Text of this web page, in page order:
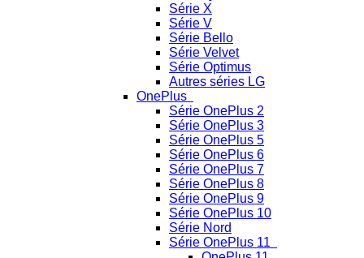
Série X
Série V
Série Bello
Série Velvet
Série Optimus
Autres séries LG
OnePlus
Série OnePlus 2
Série OnePlus 3
Série OnePlus 5
Série OnePlus 6
Série OnePlus 7
Série OnePlus 8
Série OnePlus 9
Série OnePlus 10
Série Nord
Série OnePlus 11